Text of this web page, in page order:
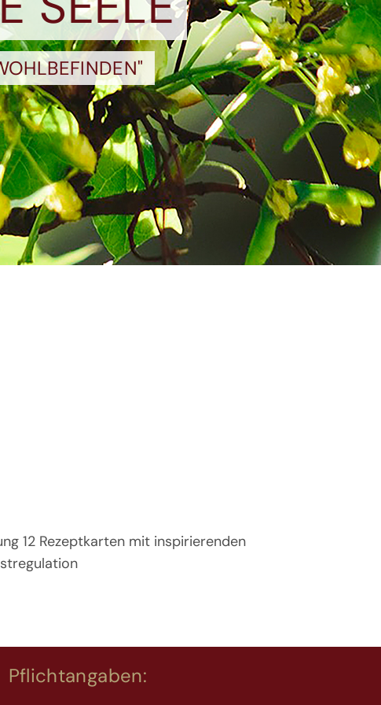
12 Rezeptkarten mit inspirierenden
Pflichtangaben: